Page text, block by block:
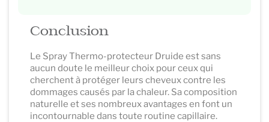
Conclusion
Le Spray Thermo-protecteur Druide est sans
aucun doute le meilleur choix pour ceux qui
cherchent à protéger leurs cheveux contre les
dommages causés par la chaleur. Sa composition
naturelle et ses nombreux avantages en font un
incontournable dans toute routine capillaire.